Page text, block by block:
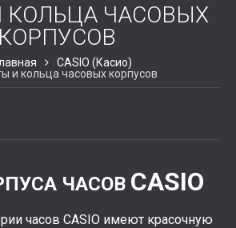
КОЛЬЦА ЧАСОВЫХ
КОРПУСОВ
CASIO (Касио)
и кольца часовых корпусов
ЧАСОВ CASIO
часов CASIO имеют красочную